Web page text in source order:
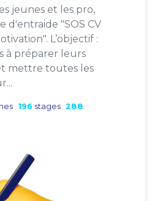
jeunes et les pro,
d'entraide "SOS CV
L’objectif :
à préparer leurs
mettre toutes les
196 stages 288